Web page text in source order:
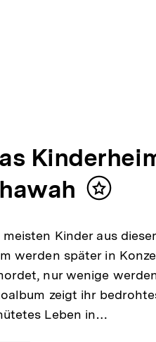
Inhalt
meisten Kinder aus
werden später in
nur wenige
zeigt ihr
Leben in…